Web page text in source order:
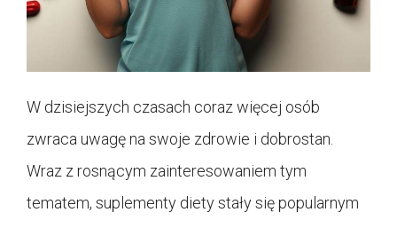
W dzisiejszych czasach coraz więcej osób
zwraca uwagę na swoje zdrowie i dobrostan.
Wraz z rosnącym zainteresowaniem tym
tematem, suplementy diety stały się popularnym